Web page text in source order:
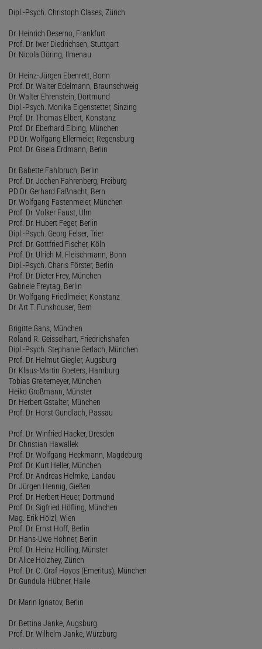
Dipl.-Psych. Christoph Clases, Zürich
Dr. Heinrich Deserno, Frankfurt
Prof. Dr. Iwer Diedrichsen, Stuttgart
Dr. Nicola Döring, Ilmenau
Dr. Heinz-Jürgen Ebenrett, Bonn
Prof. Dr. Walter Edelmann, Braunschweig
Dr. Walter Ehrenstein, Dortmund
Dipl.-Psych. Monika Eigenstetter, Sinzing
Prof. Dr. Thomas Elbert, Konstanz
Prof. Dr. Eberhard Elbing, München
PD Dr. Wolfgang Ellermeier, Regensburg
Prof. Dr. Gisela Erdmann, Berlin
Dr. Babette Fahlbruch, Berlin
Prof. Dr. Jochen Fahrenberg, Freiburg
PD Dr. Gerhard Faßnacht, Bern
Dr. Wolfgang Fastenmeier, München
Prof. Dr. Volker Faust, Ulm
Prof. Dr. Hubert Feger, Berlin
Dipl.-Psych. Georg Felser, Trier
Prof. Dr. Gottfried Fischer, Köln
Prof. Dr. Ulrich M. Fleischmann, Bonn
Dipl.-Psych. Charis Förster, Berlin
Prof. Dr. Dieter Frey, München
Gabriele Freytag, Berlin
Dr. Wolfgang Friedlmeier, Konstanz
Dr. Art T. Funkhouser, Bern
Brigitte Gans, München
Roland R. Geisselhart, Friedrichshafen
Dipl.-Psych. Stephanie Gerlach, München
Prof. Dr. Helmut Giegler, Augsburg
Dr. Klaus-Martin Goeters, Hamburg
Tobias Greitemeyer, München
Heiko Großmann, Münster
Dr. Herbert Gstalter, München
Prof. Dr. Horst Gundlach, Passau
Prof. Dr. Winfried Hacker, Dresden
Dr. Christian Hawallek
Prof. Dr. Wolfgang Heckmann, Magdeburg
Prof. Dr. Kurt Heller, München
Prof. Dr. Andreas Helmke, Landau
Dr. Jürgen Hennig, Gießen
Prof. Dr. Herbert Heuer, Dortmund
Prof. Dr. Sigfried Höfling, München
Mag. Erik Hölzl, Wien
Prof. Dr. Ernst Hoff, Berlin
Dr. Hans-Uwe Hohner, Berlin
Prof. Dr. Heinz Holling, Münster
Dr. Alice Holzhey, Zürich
Prof. Dr. C. Graf Hoyos (Emeritus), München
Dr. Gundula Hübner, Halle
Dr. Marin Ignatov, Berlin
Dr. Bettina Janke, Augsburg
Prof. Dr. Wilhelm Janke, Würzburg